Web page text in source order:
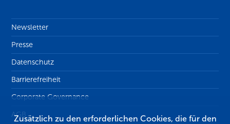
Newsletter
Presse
Datenschutz
Barrierefreiheit
Corporate Governance
AGB
Zusätzlich zu den erforderlichen Cookies, die für den